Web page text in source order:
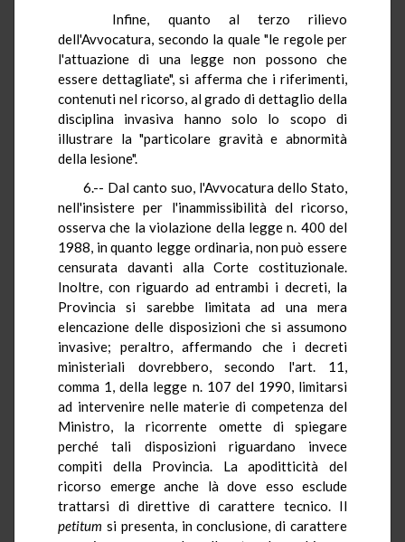
Infine, quanto al terzo rilievo
dell'Avvocatura, secondo la quale "le regole per
l'attuazione di una legge non possono che
essere dettagliate", si afferma che i riferimenti,
contenuti nel ricorso, al grado di dettaglio della
disciplina invasiva hanno solo lo scopo di
illustrare la "particolare gravità e abnormità
della lesione".
6.-- Dal canto suo, l'Avvocatura dello Stato,
nell'insistere per l'inammissibilità del ricorso,
osserva che la violazione della legge n. 400 del
1988, in quanto legge ordinaria, non può essere
censurata davanti alla Corte costituzionale.
Inoltre, con riguardo ad entrambi i decreti, la
Provincia si sarebbe limitata ad una mera
elencazione delle disposizioni che si assumono
invasive; peraltro, affermando che i decreti
ministeriali dovrebbero, secondo l'art. 11,
comma 1, della legge n. 107 del 1990, limitarsi
ad intervenire nelle materie di competenza del
Ministro, la ricorrente omette di spiegare
perché tali disposizioni riguardano invece
compiti della Provincia. La apoditticità del
ricorso emerge anche là dove esso esclude
trattarsi di direttive di carattere tecnico. Il
petitum si presenta, in conclusione, di carattere